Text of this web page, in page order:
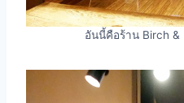
อันนี้คือร้าน Birch &